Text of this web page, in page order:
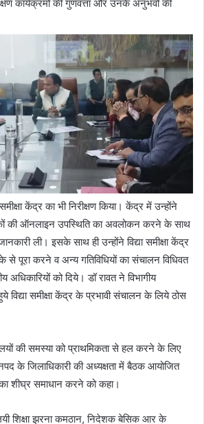
कार्यक्रमों की गुणवत्ता और उनके अनुभवों की
केंद्र का भी निरीक्षण किया। केंद्र में उन्होंने
की ऑनलाइन उपस्थिति का अवलोकन करने के साथ
ली। इसके साथ ही उन्होंने विद्या समीक्षा केंद्र
से पूरा करने व अन्य गतिविधियों का संचालन विधिवत
अधिकारियों को दिये। डॉ रावत ने विभागीय
विद्या समीक्षा केंद्र के प्रभावी संचालन के लिये ठोस
की समस्या को प्राथमिकता से हल करने के लिए
के जिलाधिकारी की अध्यक्षता में बैठक आयोजित
शीघ्र समाधान करने को कहा।
शिक्षा झरना कमठान, निदेशक बेसिक आर के